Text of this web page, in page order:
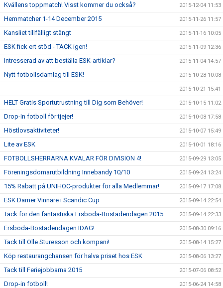
Kvällens toppmatch! Visst kommer du också? 2015-12-04 11:53
Hemmatcher 1-14 December 2015 2015-11-26 11:57
Kansliet tillfälligt stängt 2015-11-16 10:05
ESK fick ert stöd - TACK igen! 2015-11-09 12:36
Intresserad av att beställa ESK-artiklar? 2015-11-04 14:57
Nytt fotbollsdamlag till ESK! 2015-10-28 10:08
2015-10-21 15:41
HELT Gratis Sportutrustning till Dig som Behöver! 2015-10-15 11:02
Drop-In fotboll för tjejer! 2015-10-08 17:58
Höstlovsaktiviteter! 2015-10-07 15:49
Lite av ESK 2015-10-01 18:16
FOTBOLLSHERRARNA KVALAR FÖR DIVISION 4! 2015-09-29 13:05
Föreningsdomarutbildning Innebandy 10/10 2015-09-24 13:24
15% Rabatt på UNIHOC-produkter för alla Medlemmar! 2015-09-17 17:08
ESK Damer Vinnare i Scandic Cup 2015-09-14 22:54
Tack för den fantastiska Ersboda-Bostadendagen 2015 2015-09-14 22:33
Ersboda-Bostadendagen IDAG! 2015-08-30 09:16
Tack till Olle Sturesson och kompani! 2015-08-14 15:27
Köp restaurangchansen för halva priset hos ESK 2015-08-06 13:27
Tack till Feriejobbarna 2015 2015-07-06 08:52
Drop-in fotboll! 2015-06-24 14:58